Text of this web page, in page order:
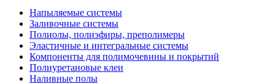
Напыляемые системы
Заливочные системы
Полиолы, полиэфиры, преполимеры
Эластичные и интегральные системы
Компоненты для полимочевины и покрытий
Полиуретановые клеи
Наливные полы